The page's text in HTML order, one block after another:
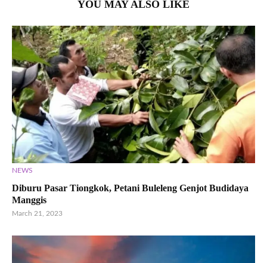
YOU MAY ALSO LIKE
NEWS
Diburu Pasar Tiongkok, Petani Buleleng Genjot Budidaya
Manggis
March 21, 2023